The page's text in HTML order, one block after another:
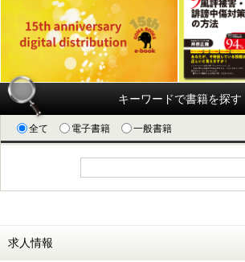
キーワードで書籍を探す
全て 電子書籍 一般書籍
求人情報